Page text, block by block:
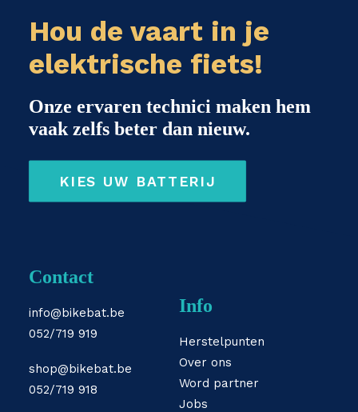
Hou de vaart in je
elektrische fiets!
Onze ervaren technici maken hem
vaak zelfs beter dan nieuw.
KIES UW BATTERIJ
Contact
info@bikebat.be
052/719 919
shop@bikebat.be
052/719 918
Info
Herstelpunten
Over ons
Word partner
Jobs